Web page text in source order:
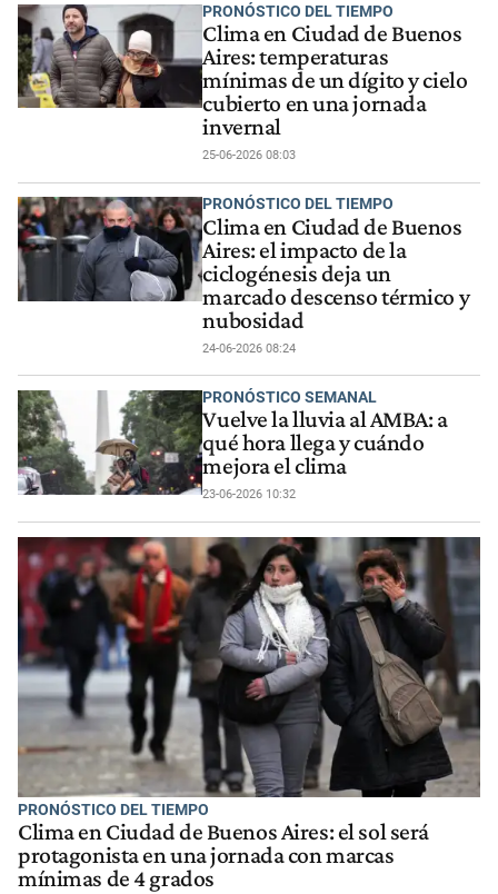
PRONÓSTICO DEL TIEMPO
Clima en Ciudad de Buenos
Aires: temperaturas
mínimas de un dígito y cielo
cubierto en una jornada
invernal
25-06-2026 08:03
PRONÓSTICO DEL TIEMPO
Clima en Ciudad de Buenos
Aires: el impacto de la
ciclogénesis deja un
marcado descenso térmico y
nubosidad
24-06-2026 08:24
PRONÓSTICO SEMANAL
Vuelve la lluvia al AMBA: a
qué hora llega y cuándo
mejora el clima
23-06-2026 10:32
PRONÓSTICO DEL TIEMPO
Clima en Ciudad de Buenos Aires: el sol será
protagonista en una jornada con marcas
mínimas de 4 grados